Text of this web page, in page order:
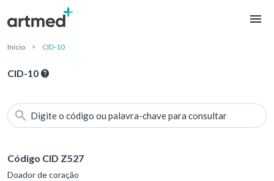
Início CID-10
CID-10
Digite o código ou palavra-chave para consultar
Código CID Z527
Doador de coração